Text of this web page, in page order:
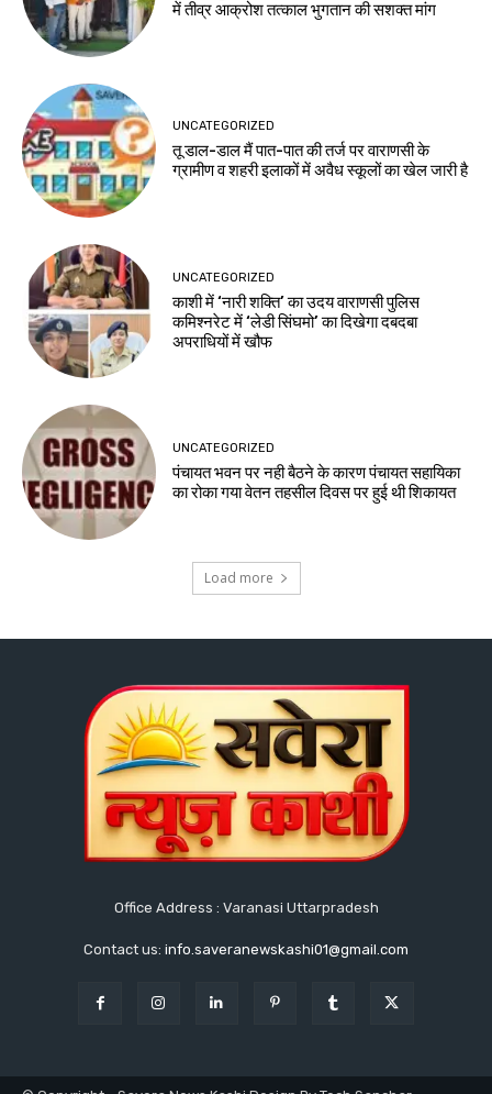
में तीव्र आक्रोश तत्काल भुगतान की सशक्त मांग
UNCATEGORIZED
तू डाल-डाल मैं पात-पात की तर्ज पर वाराणसी के
ग्रामीण व शहरी इलाकों में अवैध स्कूलों का खेल जारी है
UNCATEGORIZED
काशी में ‘नारी शक्ति’ का उदय वाराणसी पुलिस
कमिश्नरेट में ‘लेडी सिंघमो’ का दिखेगा दबदबा
अपराधियों में खौफ
UNCATEGORIZED
पंचायत भवन पर नही बैठने के कारण पंचायत सहायिका
का रोका गया वेतन तहसील दिवस पर हुई थी शिकायत
Load more
Office Address : Varanasi Uttarpradesh
Contact us: info.saveranewskashi01@gmail.com